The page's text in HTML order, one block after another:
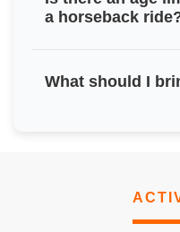
a horseback
What should I